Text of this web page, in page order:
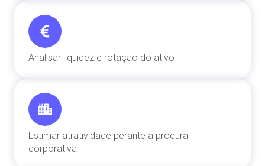
Analisar liquidez e rotação do ativo
Estimar atratividade perante a procura
corporativa